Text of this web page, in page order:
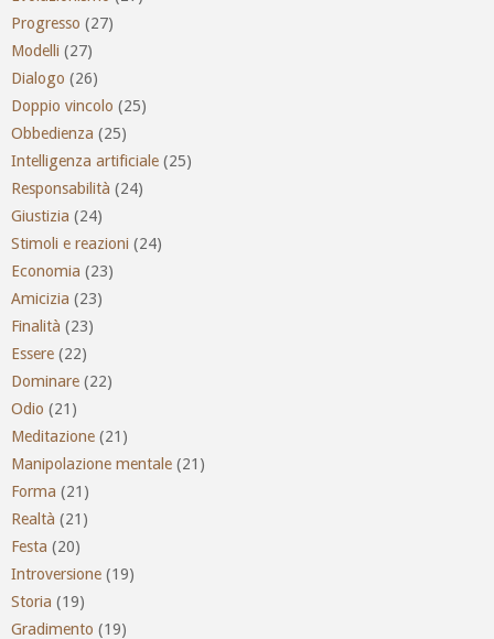
Progresso (27)
Modelli (27)
Dialogo (26)
Doppio vincolo (25)
Obbedienza (25)
Intelligenza artificiale (25)
Responsabilità (24)
Giustizia (24)
Stimoli e reazioni (24)
Economia (23)
Amicizia (23)
Finalità (23)
Essere (22)
Dominare (22)
Odio (21)
Meditazione (21)
Manipolazione mentale (21)
Forma (21)
Realtà (21)
Festa (20)
Introversione (19)
Storia (19)
Gradimento (19)